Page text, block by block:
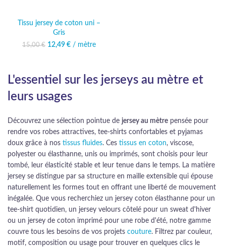
Tissu jersey de coton uni –
Gris
15,00€
Le prix initial était :
12,49 €
Le prix
/ mètre
L'essentiel sur les jerseys au mètre et
leurs usages
Découvrez une sélection pointue de jersey au mètre pensée pour
rendre vos robes attractives, tee-shirts confortables et pyjamas
doux grâce à nos tissus fluides. Ces tissus en coton, viscose,
polyester ou élasthanne, unis ou imprimés, sont choisis pour leur
tombé, leur élasticité stable et leur tenue dans le temps. La matière
jersey se distingue par sa structure en maille extensible qui épouse
naturellement les formes tout en offrant une liberté de mouvement
inégalée. Que vous recherchiez un jersey coton élasthanne pour un
tee-shirt quotidien, un jersey velours côtelé pour un sweat d'hiver
ou un jersey de coton imprimé pour une robe d'été, notre gamme
couvre tous les besoins de vos projets couture. Filtrez par couleur,
motif, composition ou usage pour trouver en quelques clics le